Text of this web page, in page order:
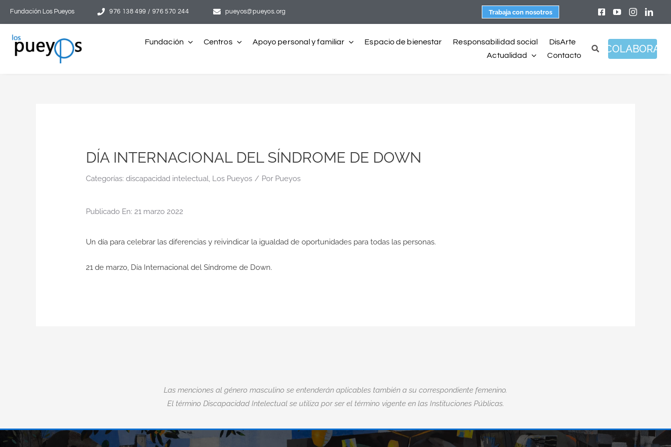
contenido
Fundación Los Pueyos 976 138 499 / 976 570 244 pueyos@pueyos.org Trabaja con nosotros
Fundación Centros Apoyo personal y familiar Espacio de bienestar Responsabilidad social
DisArte
Actualidad
Contacto
COLABORA
DÍA INTERNACIONAL DEL SÍNDROME DE DOWN
Categorías: discapacidad intelectual, Los Pueyos / Por Pueyos
Publicado En: 21 marzo 2022
Un día para celebrar las diferencias y reivindicar la igualdad de oportunidades para todas las personas.
21 de marzo, Día Internacional del Síndrome de Down.
Las menciones al género masculino se entenderán aplicables también a su correspondiente femenino.
El término Discapacidad Intelectual se utiliza por ser el término vigente en las Instituciones Públicas.